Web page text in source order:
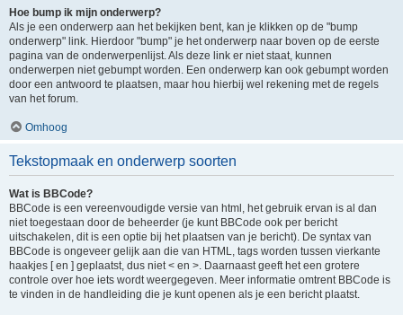
Hoe bump ik mijn onderwerp?
Als je een onderwerp aan het bekijken bent, kan je klikken op de "bump
onderwerp" link. Hierdoor "bump" je het onderwerp naar boven op de eerste
pagina van de onderwerpenlijst. Als deze link er niet staat, kunnen
onderwerpen niet gebumpt worden. Een onderwerp kan ook gebumpt worden
door een antwoord te plaatsen, maar hou hierbij wel rekening met de regels
van het forum.
Omhoog
Tekstopmaak en onderwerp soorten
Wat is BBCode?
BBCode is een vereenvoudigde versie van html, het gebruik ervan is al dan
niet toegestaan door de beheerder (je kunt BBCode ook per bericht
uitschakelen, dit is een optie bij het plaatsen van je bericht). De syntax van
BBCode is ongeveer gelijk aan die van HTML, tags worden tussen vierkante
haakjes [ en ] geplaatst, dus niet < en >. Daarnaast geeft het een grotere
controle over hoe iets wordt weergegeven. Meer informatie omtrent BBCode is
te vinden in de handleiding die je kunt openen als je een bericht plaatst.